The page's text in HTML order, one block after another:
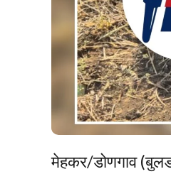
मेहकर/डोणगाव